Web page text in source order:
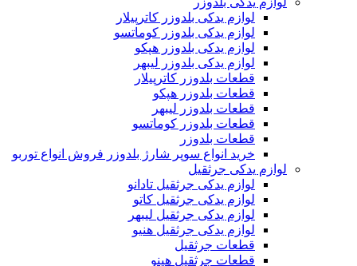
لوازم یدکی بلدوزر کاترپیلار
لوازم یدکی بلدوزر کوماتسو
لوازم یدکی بلدوزر هپکو
لوازم یدکی بلدوزر لیبهر
قطعات بلدوزر کاترپیلار
قطعات بلدوزر هپکو
قطعات بلدوزر لیبهر
قطعات بلدوزر کوماتسو
قطعات بلدوزر
خرید انواع سوپر شارژ بلدوزر فروش انواع توربو
لوازم یدکی جرثقیل
لوازم یدکی جرثقیل تادانو
لوازم یدکی جرثقیل کاتو
لوازم یدکی جرثقیل لیبهر
لوازم یدکی جرثقیل هنیو
قطعات جرثقیل
قطعات جرثقیل هینو